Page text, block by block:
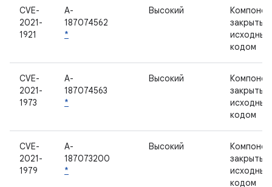
CVE-
2021-
1921
A-
187074562
*
Высокий
закрытым
исходным
кодом
CVE-
2021-
1973
A-
187074563
*
Высокий
закрытым
исходным
кодом
CVE-
2021-
1979
A-
187073200
*
Высокий
закрытым
исходным
кодом